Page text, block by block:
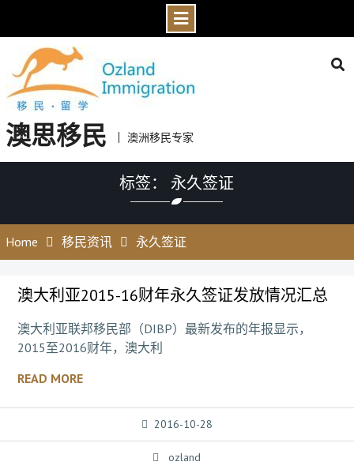
content
澳思移民 澳洲移民专家
标签： 永久签证
Home 移民资讯 永久签证
澳大利亚2015-16财年永久签证发放情况汇总
澳大利亚联邦移民部（DIBP）最新发布的年报显示，
2015至2016财年，澳大利
READ MORE
2016-10-28
ozland